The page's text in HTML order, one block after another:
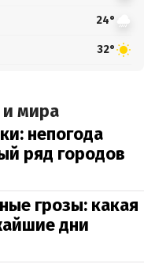
24°
32°
мира
непогода
ряд городов
грозы: какая
дни